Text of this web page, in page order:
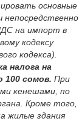
основные
на импорт в
кодексу
кодекса).
налога на
100 сомов. При
кенешами, по
Кроме того,
жилые здания